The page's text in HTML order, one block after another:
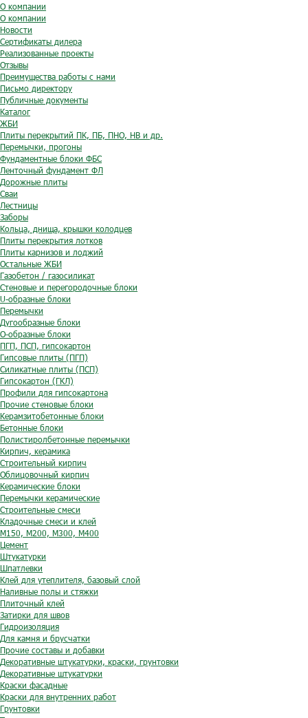
О компании
О компании
Новости
Сертификаты дилера
Реализованные проекты
Отзывы
Преимущества работы с нами
Письмо директору
Публичные документы
Каталог
ЖБИ
Плиты перекрытий ПК, ПБ, ПНО, НВ и др.
Перемычки, прогоны
Фундаментные блоки ФБС
Ленточный фундамент ФЛ
Дорожные плиты
Сваи
Лестницы
Заборы
Кольца, днища, крышки колодцев
Плиты перекрытия лотков
Плиты карнизов и лоджий
Остальные ЖБИ
Газобетон / газосиликат
Стеновые и перегородочные блоки
U-образные блоки
Перемычки
Дугообразные блоки
O-образные блоки
ПГП, ПСП, гипсокартон
Гипсовые плиты (ПГП)
Силикатные плиты (ПСП)
Гипсокартон (ГКЛ)
Профили для гипсокартона
Прочие стеновые блоки
Керамзитобетонные блоки
Бетонные блоки
Полистиролбетонные перемычки
Кирпич, керамика
Строительный кирпич
Облицовочный кирпич
Керамические блоки
Перемычки керамические
Строительные смеси
Кладочные смеси и клей
М150, М200, М300, М400
Цемент
Штукатурки
Шпатлевки
Клей для утеплителя, базовый слой
Наливные полы и стяжки
Плиточный клей
Затирки для швов
Гидроизоляция
Для камня и брусчатки
Прочие составы и добавки
Декоративные штукатурки, краски, грунтовки
Декоративные штукатурки
Краски фасадные
Краски для внутренних работ
Грунтовки